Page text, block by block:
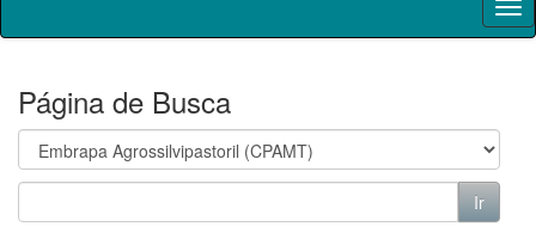
Página de Busca